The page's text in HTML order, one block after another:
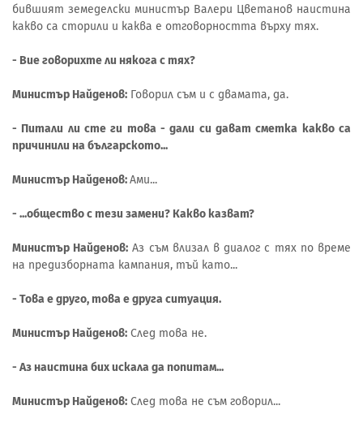
бившият земеделски министър Валери Цветанов наистина
какво са сторили и каква е отговорността върху тях.
- Вие говорихте ли някога с тях?
Министър Найденов: Говорил съм и с двамата, да.
- Питали ли сте ги това - дали си дават сметка какво са
причинили на българското...
Министър Найденов:Ами...
- ...общество с тези замени? Какво казват?
Министър Найденов: Аз съм влизал в диалог с тях по време
на предизборната кампания, тъй като...
- Това е друго, това е друга ситуация.
Министър Найденов: След това не.
- Аз наистина бих искала да попитам...
Министър Найденов: След това не съм говорил...